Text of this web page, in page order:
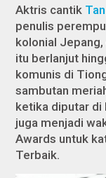
Aktris cantik
penulis
kolonial
itu berlanjut
komunis di
sambutan
ketika diputar di
juga menjadi
Awards untuk
Terbaik.